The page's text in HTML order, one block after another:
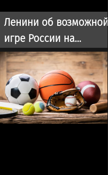
Ленини об возможной
игре России на
чемпионате мира: Они
однозначно прошли
бы далеко